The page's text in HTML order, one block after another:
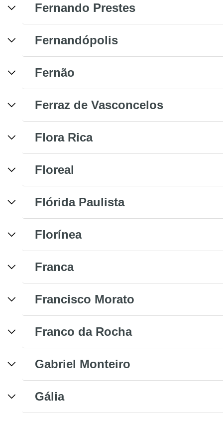
Fernando Prestes
Fernandópolis
Fernão
Ferraz de Vasconcelos
Flora Rica
Floreal
Flórida Paulista
Florínea
Franca
Francisco Morato
Franco da Rocha
Gabriel Monteiro
Gália